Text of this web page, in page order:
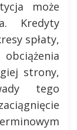
może
Kredyty
spłaty,
strony,
tego